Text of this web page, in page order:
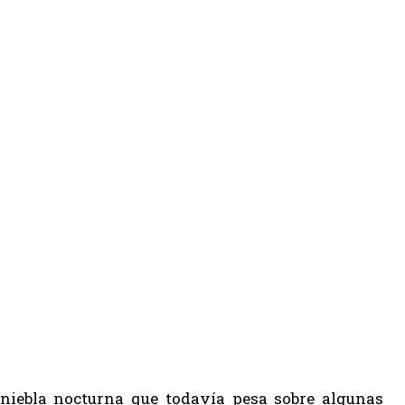
nocturna que todavía pesa sobre algunas